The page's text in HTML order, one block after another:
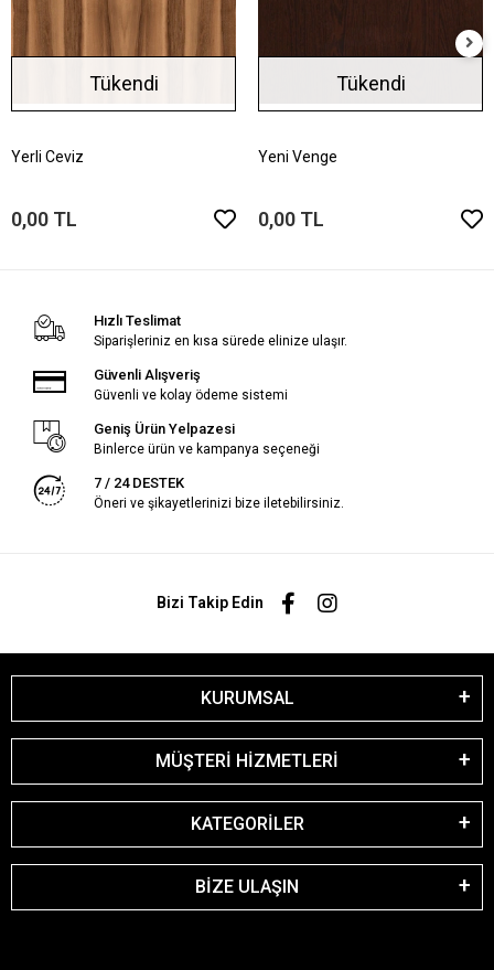
Tükendi
Yerli Ceviz
0,00 TL
Tükendi
Yeni Venge
0,00 TL
Hızlı Teslimat
Siparişleriniz en kısa sürede elinize ulaşır.
Güvenli Alışveriş
Güvenli ve kolay ödeme sistemi
Geniş Ürün Yelpazesi
Binlerce ürün ve kampanya seçeneği
7 / 24 DESTEK
Öneri ve şikayetlerinizi bize iletebilirsiniz.
Bizi Takip Edin
KURUMSAL
MÜŞTERİ HİZMETLERİ
KATEGORİLER
BİZE ULAŞIN